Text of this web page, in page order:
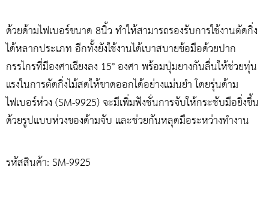
ด้วยด้ามไฟเบอร์ขนาด 8นิ้ว ทำให้สามารถรองรับการใช้งานตัดกิ่ง
ได้หลากประเภท อีกทั้งยังใช้งานได้เบาสบายข้อมือด้วยปาก
กรรไกรที่มีองศาเฉียงลง 15° องศา พร้อมปุ่มยางกันลื่นให้ช่วยทุ่น
แรงในการตัดกิ่งไม้สดให้ขาดออกได้อย่างแม่นยำ โดยรุ่นด้าม
ไฟเบอร์ห่วง (SM-9925) จะมีเพิ่มฟังชั่นการจับให้กระชับมือยิ่งขึ้น
ด้วยรูปแบบห่วงของด้ามจับ และช่วยกันหลุดมือระหว่างทำงาน
รหัสสินค้า: SM-9925